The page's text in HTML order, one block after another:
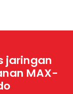
jaringan
MAX-